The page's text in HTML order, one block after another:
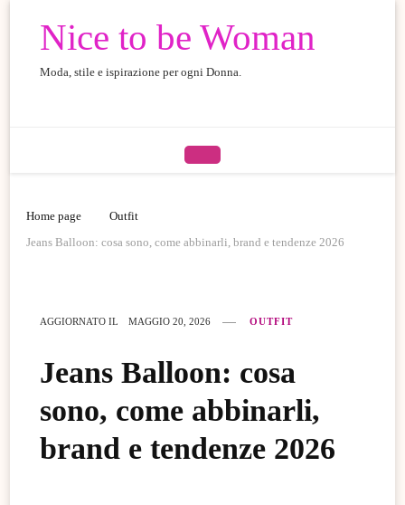
Nice to be Woman
Moda, stile e ispirazione per ogni Donna.
Home page
Outfit
Jeans Balloon: cosa sono, come abbinarli, brand e tendenze 2026
AGGIORNATO IL MAGGIO 20, 2026 OUTFIT
Jeans Balloon: cosa
sono, come abbinarli,
brand e tendenze 2026